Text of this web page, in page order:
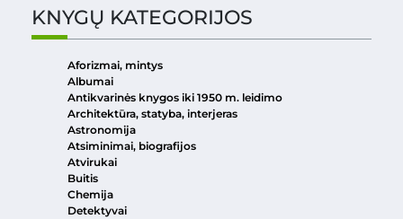
KNYGŲ KATEGORIJOS
Aforizmai, mintys
Albumai
Antikvarinės knygos iki 1950 m. leidimo
Architektūra, statyba, interjeras
Astronomija
Atsiminimai, biografijos
Atvirukai
Buitis
Chemija
Detektyvai